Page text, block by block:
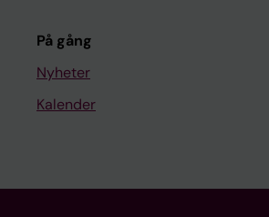
På gång
Nyheter
Kalender